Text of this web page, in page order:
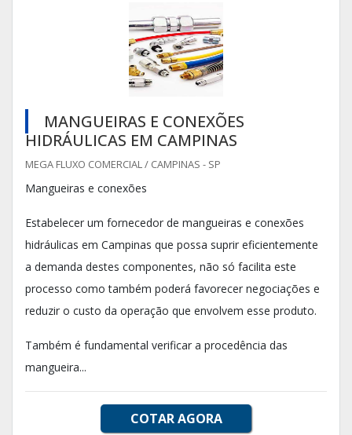
MANGUEIRAS E CONEXÕES
HIDRÁULICAS EM CAMPINAS
MEGA FLUXO COMERCIAL / CAMPINAS - SP
Mangueiras e conexões
Estabelecer um fornecedor de mangueiras e conexões
hidráulicas em Campinas que possa suprir eficientemente
a demanda destes componentes, não só facilita este
processo como também poderá favorecer negociações e
reduzir o custo da operação que envolvem esse produto.
Também é fundamental verificar a procedência das
mangueira...
COTAR AGORA